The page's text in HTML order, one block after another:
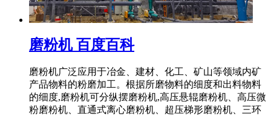
磨粉机 百度百科
磨粉机广泛应用于冶金、建材、化工、矿山等领域内矿
产品物料的粉磨加工。根据所磨物料的细度和出料物料
的细度,磨粉机可分纵摆磨粉机,高压悬辊磨粉机、高压微
粉磨粉机、直通式离心磨粉机、超压梯形磨粉机、三环